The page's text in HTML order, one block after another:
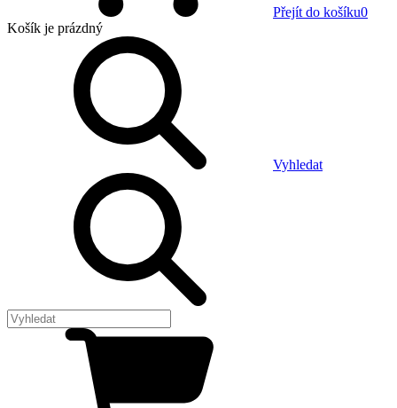
Přejít do košíku0
Košík je prázdný
Vyhledat